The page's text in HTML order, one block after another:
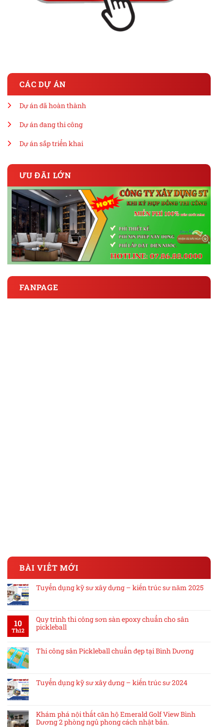
CÁC DỰ ÁN
Dự án đã hoàn thành
Dự án đang thi công
Dự án sắp triển khai
ƯU ĐÃI LỚN
FANPAGE
BÀI VIẾT MỚI
Tuyển dụng kỹ sư xây dựng – kiến trúc sư năm 2025
10
Th12
Quy trình thi công sơn sàn epoxy chuẩn cho sân
pickleball
Thi công sân Pickleball chuẩn đẹp tại Bình Dương
Tuyển dụng kỹ sư xây dựng – kiến trúc sư 2024
Khám phá nội thất căn hộ Emerald Golf View Bình
Dương 2 phòng ngủ phong cách nhật bản.